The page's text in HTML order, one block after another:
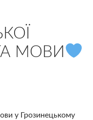
МОВИ
у Грозинецькому